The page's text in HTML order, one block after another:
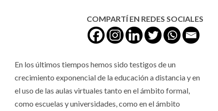
COMPARTÍ EN REDES SOCIALES
En los últimos tiempos hemos sido testigos de un
crecimiento exponencial de la educación a distancia y en
el uso de las aulas virtuales tanto en el ámbito formal,
como escuelas y universidades, como en el ámbito